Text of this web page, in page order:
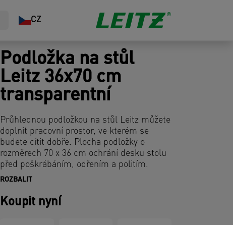
CZ
Podložka na stůl
Leitz 36x70 cm
transparentní
Průhlednou podložkou na stůl Leitz můžete
doplnit pracovní prostor, ve kterém se
budete cítit dobře. Plocha podložky o
rozměrech 70 x 36 cm ochrání desku stolu
před poškrábáním, odřením a politím.
myš, poznámkový blok a příslušenství.
Podložka má zaoblené rohy, je vyrobena z
ROZBALIT
Koupit nyní